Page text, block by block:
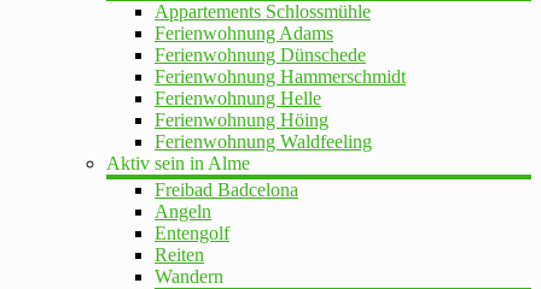
Appartements Schlossmühle
Ferienwohnung Adams
Ferienwohnung Dünschede
Ferienwohnung Hammerschmidt
Ferienwohnung Helle
Ferienwohnung Höing
Ferienwohnung Waldfeeling
Aktiv sein in Alme
Freibad Badcelona
Angeln
Entengolf
Reiten
Wandern